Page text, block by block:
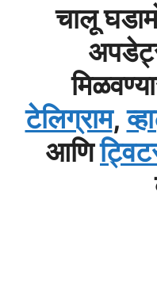
चालू
टेलिग्राम,
आणि